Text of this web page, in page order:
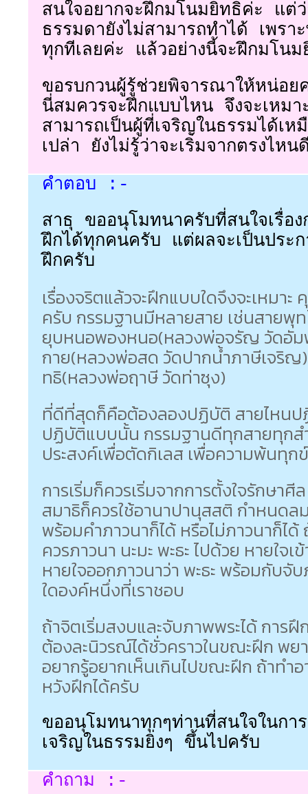
สนใจอยากจะฝึกมโนมยิทธิค่ะ แต่
ธรรมดายังไม่สามารถทำได้ เพรา
ทุกทีเลยค่ะ แล้วอย่างนี้จะฝึกมโน
ขอรบกวนผู้รู้ช่วยพิจารณาให้หน่อย
นี่สมควรจะฝึกแบบไหน จึงจะเหมา
สามารถเป็นผู้ที่เจริญในธรรมได้เห
เปล่า ยังไม่รู้ว่าจะเริ่มจากตรงไหน
คำตอบ :-
สาธุ ขออนุโมทนาครับที่สนใจเรื่อ
ฝึกได้ทุกคนครับ แต่ผลจะเป็นประ
ฝึกครับ
เรื่องจริตแล้วจะฝึกแบบใดจึงจะเหมา
ครับ กรรมฐานมีหลายสาย เช่นสายพุ
ยุบหนอพองหนอ(หลวงพ่อจรัญ วัดอัม
กาย(หลวงพ่อสด วัดปากน้ำภาษีเจริญ
ทธิ(หลวงพ่อฤาษี วัดท่าซุง)
ที่ดีที่สุดก็คือต้องลองปฏิบัติ สายไหนป
ปฏิบัติแบบนั้น กรรมฐานดีทุกสายทุกส
ประสงค์เพื่อตัดกิเลส เพื่อความพ้นทุ
การเริ่มก็ควรเริ่มจากการตั้งใจรักษา
สมาธิก็ควรใช้อานาปานุสสติ กำหนดล
พร้อมคำภาวนาก็ได้ หรือไม่ภาวนาก็ไ
ควรภาวนา นะมะ พะธะ ไปด้วย หายใจเ
หายใจออกภาวนาว่า พะธะ พร้อมกับ
ใดองค์หนึ่งที่เราชอบ
ถ้าจิตเริ่มสงบและจับภาพพระได้ การ
ต้องละนิวรณ์ได้ชั่วคราวในขณะฝึก พย
อยากรู้อยากเห็นเกินไปขณะฝึก ถ้าท
หวังฝึกได้ครับ
ขออนุโมทนาทุกๆท่านที่สนใจในก
เจริญในธรรมยิ่งๆ ขึ้นไปครับ
คำถาม :-